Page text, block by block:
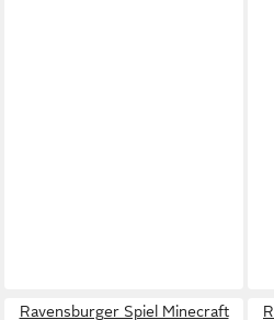
Ravensburger Spiel Minecraft